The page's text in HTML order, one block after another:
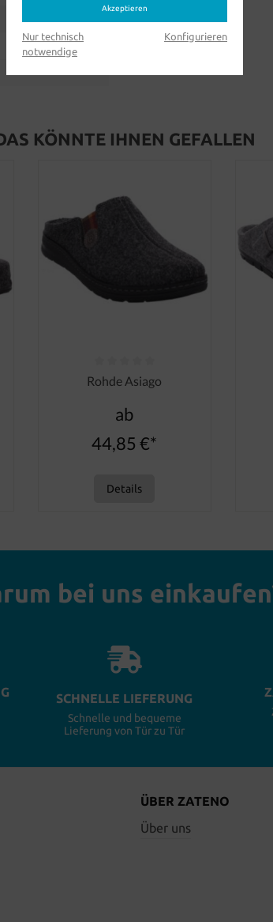
KÖNNTE IHNEN GEFALLEN
von 0 von 5 Sternen
Durchschnittliche Bewertung von 0 von
Rohde Asiago
ab
44,85 €*
Details
bei uns
SCHNELLE LIEFERUNG
Schnelle und bequeme
Lieferung von Tür zu Tür
ÜBER ZATENO
Über uns
Akzeptieren
Nur technisch
notwendige
Konfigurieren